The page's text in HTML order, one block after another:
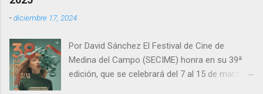
protagonista Edina , interpretada
Csonka , deja con la boca abierta a las
academias de arte dramático al aparentar-
superar a muchas verdaderas profesionales de
-diciembre 17, 2024
Por David Sánchez El Festival de Cine de
Medina del Campo (SECIME) honra en su 39ª
edición, que se celebrará del 7 al 15 de marzo